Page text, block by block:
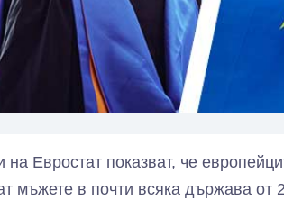
Евростат показват, че
мъжете в почти всяка държава от